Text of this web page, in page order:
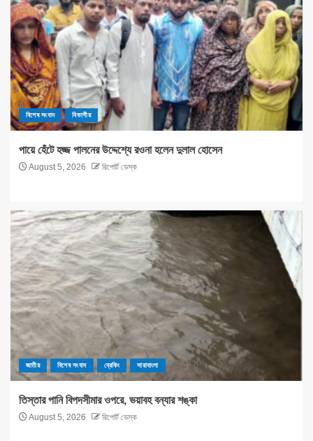
বিশেষ সংবাদ বিভাগীয়
পায়ে হেঁটে হজ্জ পালনের উদ্দেশ্যে রওনা হলেন দুলাল হোসেন
August 5, 2026 রিপোর্ট ডেস্ক
জাতীয় বিশেষ সংবাদ ব্রেকিং সারাবাংলা
তিস্তার পানি বিপদসীমার ওপরে, ভয়াবহ বন্যার শঙ্কা
August 5, 2026 রিপোর্ট ডেস্ক